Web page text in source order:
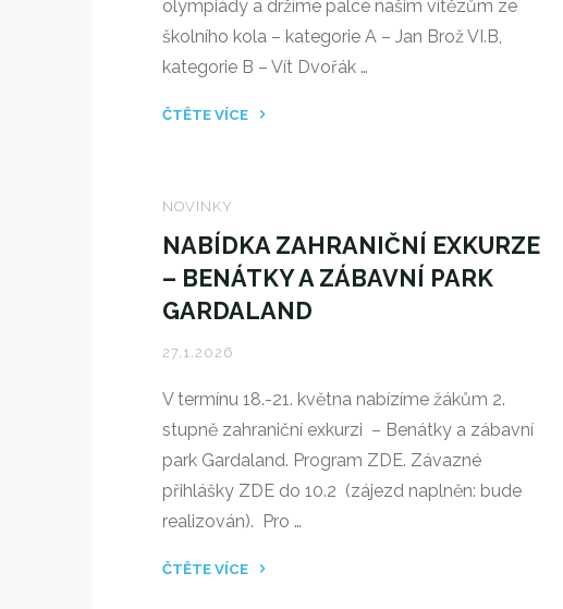
olympiády a držíme palce našim vítězům ze
školního kola – kategorie A – Jan Brož VI.B,
kategorie B – Vít Dvořák …
ČTĚTE VÍCE
–
POSTUP
DO
OBVODNÍHO
KOLA"
NOVINKY
NABÍDKA ZAHRANIČNÍ EXKURZE
– BENÁTKY A ZÁBAVNÍ PARK
GARDALAND
27.1.2026
V termínu 18.-21. května nabízíme žákům 2.
stupně zahraniční exkurzi – Benátky a zábavní
park Gardaland. Program ZDE. Závazné
přihlášky ZDE do 10.2 (zájezd naplněn: bude
realizován). Pro …
ČTĚTE VÍCE